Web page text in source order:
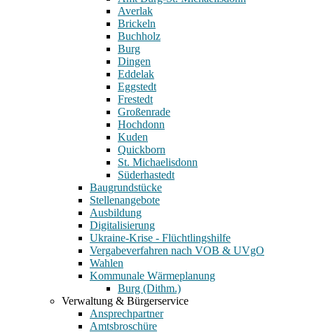
Averlak
Brickeln
Buchholz
Burg
Dingen
Eddelak
Eggstedt
Frestedt
Großenrade
Hochdonn
Kuden
Quickborn
St. Michaelisdonn
Süderhastedt
Baugrundstücke
Stellenangebote
Ausbildung
Digitalisierung
Ukraine-Krise - Flüchtlingshilfe
Vergabeverfahren nach VOB & UVgO
Wahlen
Kommunale Wärmeplanung
Burg (Dithm.)
Verwaltung & Bürgerservice
Ansprechpartner
Amtsbroschüre